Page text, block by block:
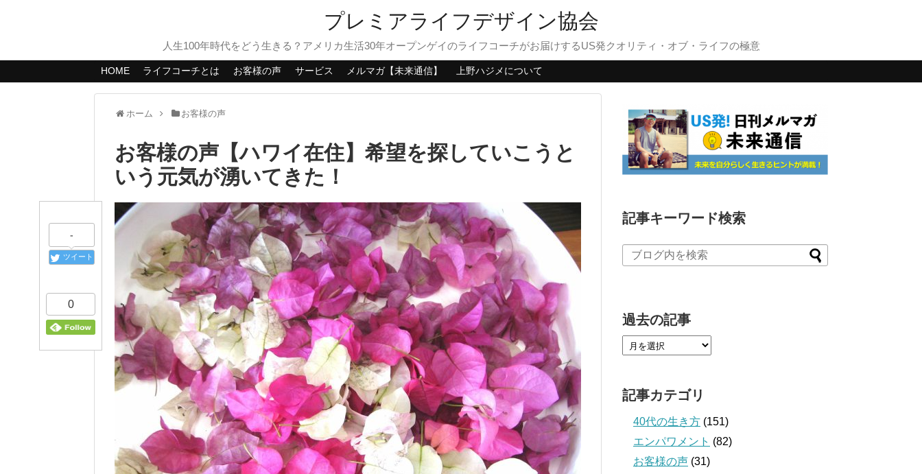
プレミアライフデザイン協会
人生100年時代をどう生きる？アメリカ生活30年オープンゲイのライフコーチがお届けするUS発クオリティ・オブ・ライフの極意
HOME ライフコーチとは お客様の声 サービス メルマガ【未来通信】 上野ハジメについて
ホーム お客様の声
-
ツイート
0
お客様の声【ハワイ在住】希望を探していこうと
いう元気が湧いてきた！
記事キーワード検索
過去の記事
記事カテゴリ
40代の生き方 (151)
エンパワメント (82)
お客様の声 (31)